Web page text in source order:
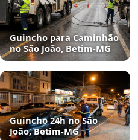
Guincho para Caminhão
no São João, Betim‑MG
Guincho 24h no São
João, Betim‑MG